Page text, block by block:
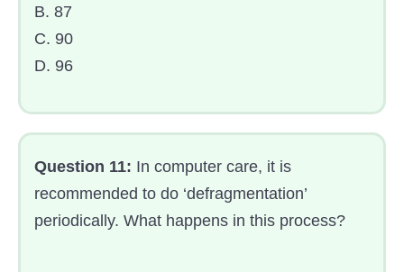
B. 87
C. 90
D. 96
Question 11: In computer care, it is
recommended to do ‘defragmentation’
periodically. What happens in this process?